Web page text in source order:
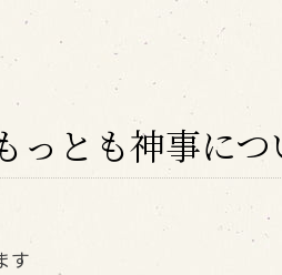
っとも神事につ
す